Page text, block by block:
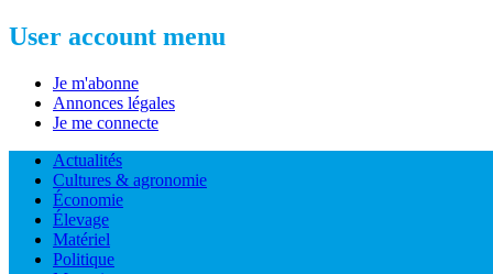
User account menu
Je m'abonne
Annonces légales
Je me connecte
Actualités
Cultures & agronomie
Économie
Élevage
Matériel
Politique